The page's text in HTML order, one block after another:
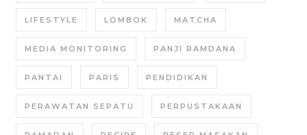
LIFESTYLE LOMBOK MATCHA
MEDIA MONITORING PANJI RAMDANA
PANTAI PARIS PENDIDIKAN
PERAWATAN SEPATU PERPUSTAKAAN